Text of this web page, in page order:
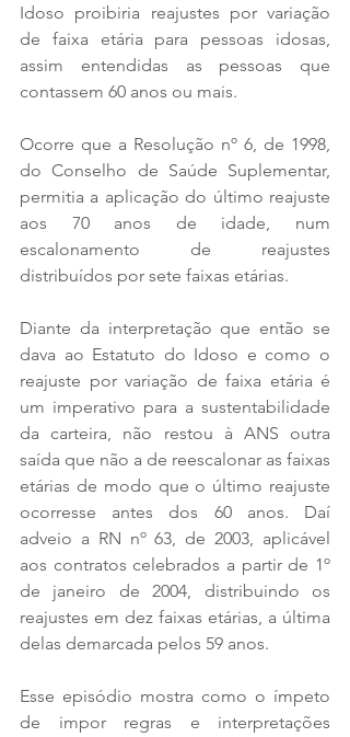
Idoso proibiria reajustes por variação
de faixa etária para pessoas idosas,
assim entendidas as pessoas que
contassem 60 anos ou mais.
Ocorre que a Resolução nº 6, de 1998,
do Conselho de Saúde Suplementar,
permitia a aplicação do último reajuste
aos 70 anos de idade, num
escalonamento de reajustes
distribuídos por sete faixas etárias.
Diante da interpretação que então se
dava ao Estatuto do Idoso e como o
reajuste por variação de faixa etária é
um imperativo para a sustentabilidade
da carteira, não restou à ANS outra
saída que não a de reescalonar as faixas
etárias de modo que o último reajuste
ocorresse antes dos 60 anos. Daí
adveio a RN nº 63, de 2003, aplicável
aos contratos celebrados a partir de 1º
de janeiro de 2004, distribuindo os
reajustes em dez faixas etárias, a última
delas demarcada pelos 59 anos.
Esse episódio mostra como o ímpeto
de impor regras e interpretações